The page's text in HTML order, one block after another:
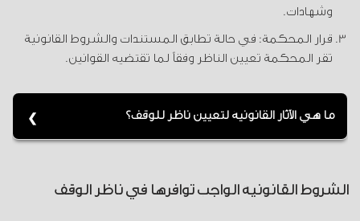
وشهادات.
قرار المحكمة: في حالة تطابق المستندات والشروط القانونية
تقر المحكمة تعيين الناظر وفقاً لما تقتضيه القوانين.
ما هي الآثار القانونية لتعيين ناظر للوقف؟
الشروط القانونية الواجب توافرها في ناظر الوقف